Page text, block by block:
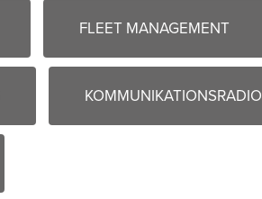
FLEET MANAGEMENT
KOMMUNIKATIONSRADIO